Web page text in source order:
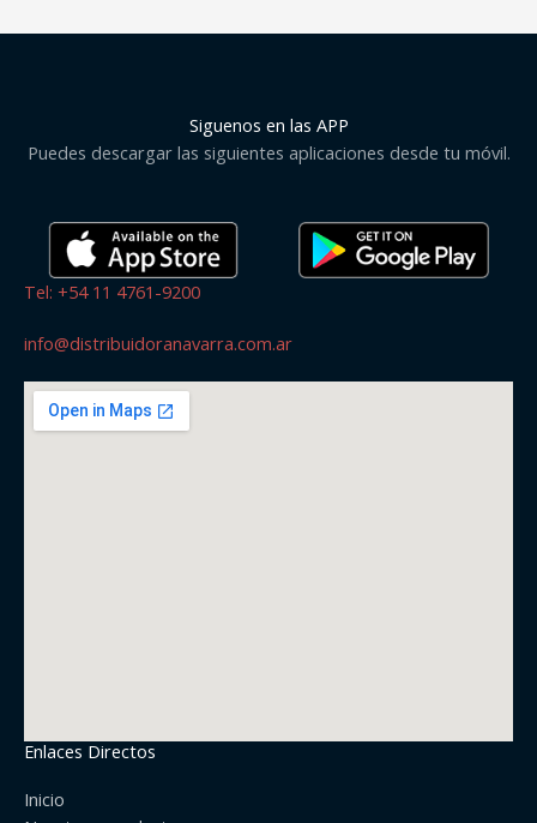
Siguenos en las APP
Puedes descargar las siguientes aplicaciones desde tu móvil.
Tel: +54 11 4761-9200
info@distribuidoranavarra.com.ar
Enlaces Directos
Inicio